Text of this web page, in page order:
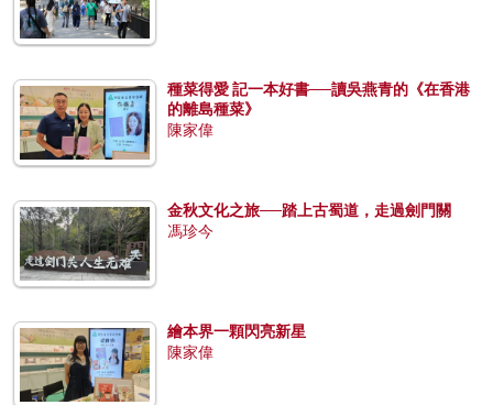
種菜得愛 記一本好書──讀吳燕青的《在香港
的離島種菜》
陳家偉
金秋文化之旅──踏上古蜀道，走過劍門關
馮珍今
繪本界一顆閃亮新星
陳家偉